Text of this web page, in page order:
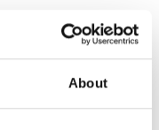
About
och vattenlek